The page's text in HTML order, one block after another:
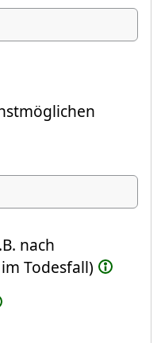
automatisch ins
nach
Todesfall)